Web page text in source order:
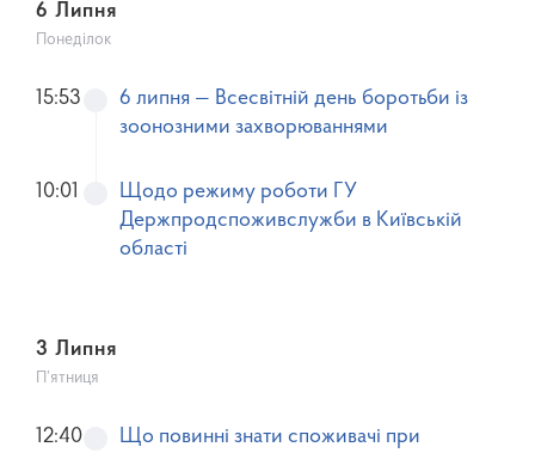
6 Липня
Понеділок
6 липня — Всесвітній день боротьби із
зоонозними захворюваннями
15:53
Щодо режиму роботи ГУ
Держпродспоживслужби в Київській
області
10:01
3 Липня
П’ятниця
Що повинні знати споживачі при
12:40